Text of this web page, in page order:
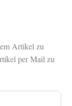
Artikel zu
per Mail zu